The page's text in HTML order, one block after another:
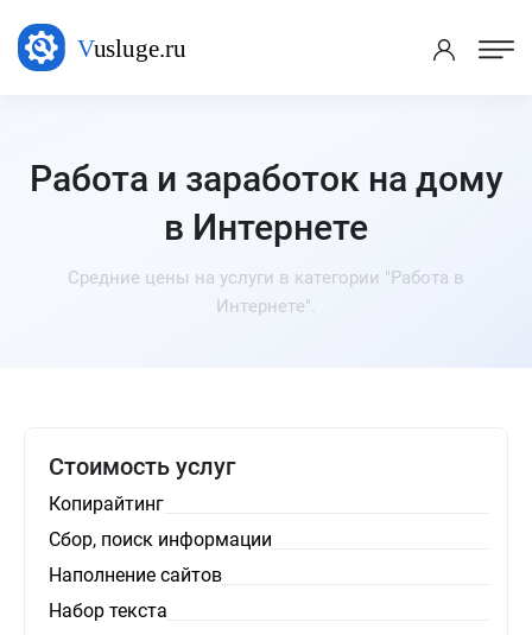
Работа и заработок на дому
в Интернете
Средние цены на услуги в категории "Работа в
Интернете".
Стоимость услуг
Копирайтинг
Сбор, поиск информации
Наполнение сайтов
Набор текста